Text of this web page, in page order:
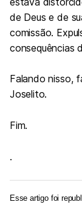
de Deus e de
comissão.
consequências
Falando nisso,
Joselito.
Fim.
.
Esse artigo foi